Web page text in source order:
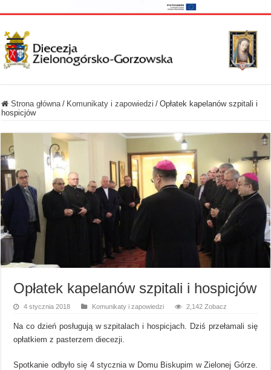
Strona główna / Komunikaty i zapowiedzi / Opłatek kapelanów szpitali i
hospicjów
Opłatek kapelanów szpitali i hospicjów
4 stycznia 2018 Komunikaty i zapowiedzi 2,142 Zobacz
Na co dzień posługują w szpitalach i hospicjach. Dziś przełamali się
opłatkiem z pasterzem diecezji.
Spotkanie odbyło się 4 stycznia w Domu Biskupim w Zielonej Górze.